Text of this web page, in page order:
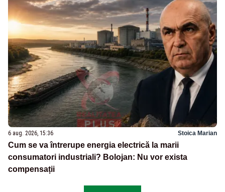
6 aug. 2026, 15:36 Stoica Marian
Cum se va întrerupe energia electrică la marii
consumatori industriali? Bolojan: Nu vor exista
compensații